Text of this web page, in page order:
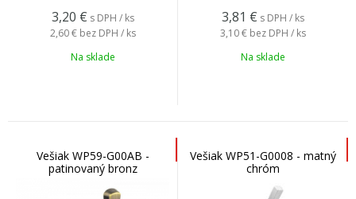
3,20 € s DPH / ks
2,60 € bez DPH / ks
Na sklade
3,81 € s DPH / ks
3,10 € bez DPH / ks
Na sklade
Vešiak WP59-G00AB -
patinovaný bronz
Vešiak WP51-G0008 - matný
chróm